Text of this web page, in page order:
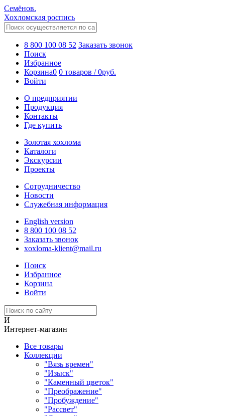
Семёнов.
Хохломская роспись
8 800 100 08 52 Заказать звонок
Поиск
Избранное
Корзина0 0 товаров /0руб.
Войти
О предприятии
Продукция
Контакты
Где купить
Золотая хохлома
Каталоги
Экскурсии
Проекты
Сотрудничество
Новости
Служебная информация
English version
8 800 100 08 52
Заказать звонок
xoxloma-klient@mail.ru
Поиск
Избранное
Корзина
Войти
И
Интернет-магазин
Все товары
Коллекции
"Вязь времен"
"Изыск"
"Каменный цветок"
"Преображение"
"Пробуждение"
"Рассвет"